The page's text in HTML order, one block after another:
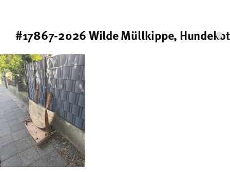
#17867-2026 Wilde Müllkippe, Hundekot